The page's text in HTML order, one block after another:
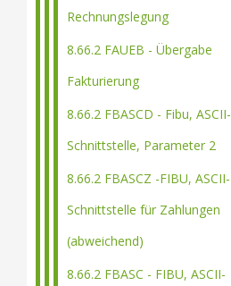
Rechnungslegung
8.66.2 FAUEB - Übergabe
Fakturierung
8.66.2 FBASCD - Fibu, ASCII-
Schnittstelle, Parameter 2
8.66.2 FBASCZ -FIBU, ASCII-
Schnittstelle für Zahlungen
(abweichend)
8.66.2 FBASC - FIBU, ASCII-